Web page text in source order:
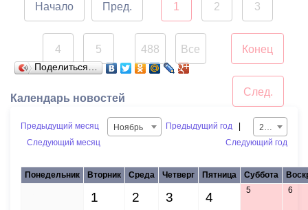
Нептуна - уже старая
В завершение праздника
Мероприятие
организовано ВМБУК
«Радуга».
Начало Пред. 1 2 3
4
5
...
488 Все Конец
След.
Поделиться…
Календарь новостей
Предыдущий месяц
Ноябрь
Следующий месяц
Предыдущий год
2016
Следующий год
Понедельник Вторник Среда Четверг Пятница Суббота
1 2 3 4 5 6